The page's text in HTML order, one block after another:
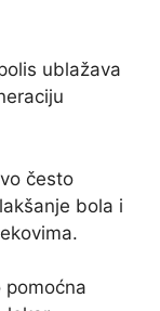
ublažava
često
bola i